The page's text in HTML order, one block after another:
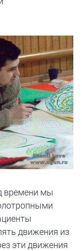
времени мы
движения из
эти движения